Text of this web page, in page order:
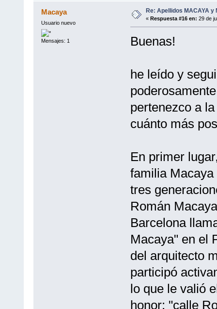
Macaya
Usuario nuevo
Mensajes: 1
Re: Apellidos MACAYA y
« Respuesta #16 en: 29 de
Buenas!
he leído y
pertenezco a
cuánto más
En primer
familia
tres
Román
Barcelona
Macaya" en el
del arquitecto
participó
lo que le valió
honor: "calle